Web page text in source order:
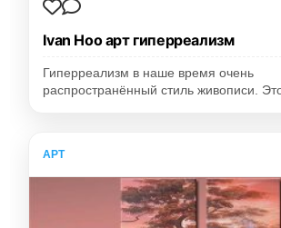
Ivan Hoo арт гиперреализм
Гиперреализм в наше время очень
распространённый стиль живописи.
АРТ